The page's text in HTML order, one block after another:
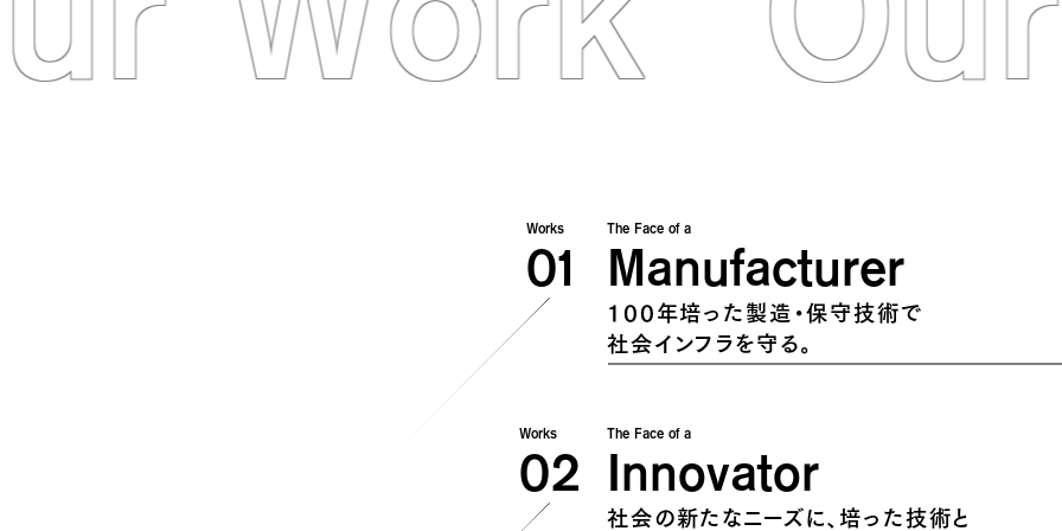
Works
01
100年培った製造・保守技術で
社会インフラを守る。
The Face of a
Manufacturer
Works
02
社会の新たなニーズに、培った技術と
The Face of a
Innovator